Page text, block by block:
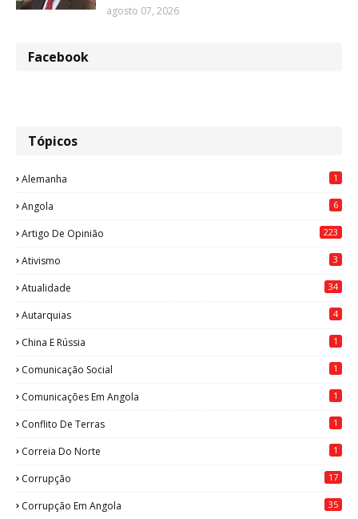
agosto 07, 2026
Facebook
Tópicos
Alemanha 1
Angola 6
Artigo De Opinião 223
Ativismo 3
Atualidade 34
Autarquias 4
China E Rússia 1
Comunicação Social 1
Comunicações Em Angola 1
Conflito De Terras 1
Correia Do Norte 1
Corrupção 17
Corrupção Em Angola 35